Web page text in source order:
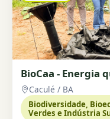
BioCaa - Energia
Caculé / BA
Biodiversidade,
Verdes e Indústria